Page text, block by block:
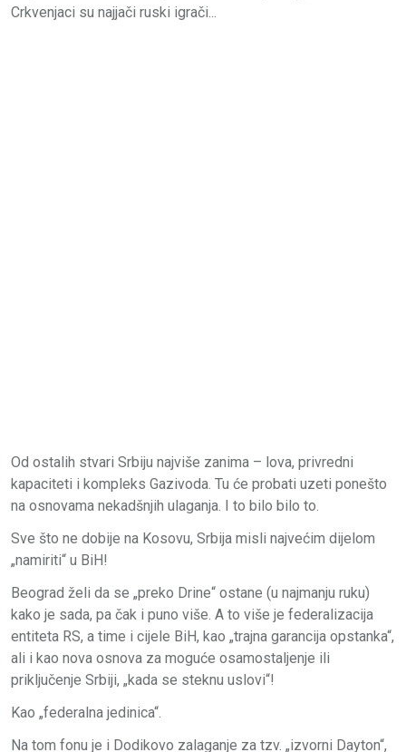
Crkvenjaci su najjači ruski igrači...
Od ostalih stvari Srbiju najviše zanima – lova, privredni
kapaciteti i kompleks Gazivoda. Tu će probati uzeti ponešto
na osnovama nekadšnjih ulaganja. I to bilo bilo to.
Sve što ne dobije na Kosovu, Srbija misli najvećim dijelom
„namiriti“ u BiH!
Beograd želi da se „preko Drine“ ostane (u najmanju ruku)
kako je sada, pa čak i puno više. A to više je federalizacija
entiteta RS, a time i cijele BiH, kao „trajna garancija opstanka“,
ali i kao nova osnova za moguće osamostaljenje ili
priključenje Srbiji, „kada se steknu uslovi“!
Kao „federalna jedinica“.
Na tom fonu je i Dodikovo zalaganje za tzv. „izvorni Dayton“,